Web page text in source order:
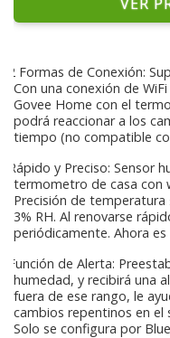
2 Formas de Conexión:
Con una conexión de
Govee Home con el
podrá reaccionar a los
tiempo (no compatible
Rápido y Preciso: Sensor
termometro de casa con
Precisión de
3% RH. Al renovarse
periódicamente. Ahora
Función de Alerta:
humedad, y recibirá una
fuera de ese rango, le
cambios repentinos en
Solo se configura por